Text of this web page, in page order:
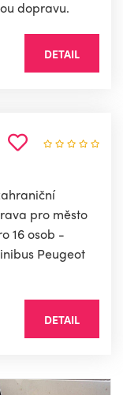
dopravu.
DETAIL
pro město
16 osob -
Peugeot
DETAIL